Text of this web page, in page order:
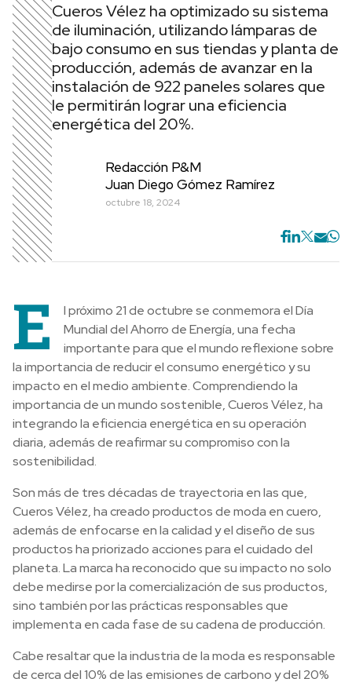
Cueros Vélez ha optimizado su sistema
de iluminación, utilizando lámparas de
bajo consumo en sus tiendas y planta de
producción, además de avanzar en la
instalación de 922 paneles solares que
le permitirán lograr una eficiencia
energética del 20%.
Redacción P&M
Juan Diego Gómez Ramírez
octubre 18, 2024
E
l próximo 21 de octubre se conmemora el Día
Mundial del Ahorro de Energía, una fecha
importante para que el mundo reflexione sobre
la importancia de reducir el consumo energético y su
impacto en el medio ambiente. Comprendiendo la
importancia de un mundo sostenible, Cueros Vélez, ha
integrando la eficiencia energética en su operación
diaria, además de reafirmar su compromiso con la
sostenibilidad.
Son más de tres décadas de trayectoria en las que,
Cueros Vélez, ha creado productos de moda en cuero,
además de enfocarse en la calidad y el diseño de sus
productos ha priorizado acciones para el cuidado del
planeta. La marca ha reconocido que su impacto no solo
debe medirse por la comercialización de sus productos,
sino también por las prácticas responsables que
implementa en cada fase de su cadena de producción.
Cabe resaltar que la industria de la moda es responsable
de cerca del 10% de las emisiones de carbono y del 20%